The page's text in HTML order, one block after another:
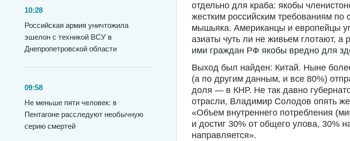
10:28
Российская армия уничтожила
эшелон с техникой ВСУ в
Днепропетровской области
09:58
Не меньше пяти человек: в
Пентагоне расследуют необычную
серию смертей
отдельно для краба: якобы
жестким российским требованиям
мышьяка. Американцы и европейцы
азиаты чуть ли не живьем глотают,
ими граждан РФ якобы вредно для
Выход был найден: Китай. Ныне
(а по другим данным, и все 80%)
доля — в КНР. Не так давно
отрасли, Владимир Солодов опять
«Объем внутреннего потребления
и достиг 30% от общего улова, 30%
направляется».